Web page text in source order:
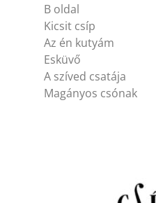
B oldal
Kicsit csíp
Az én kutyám
Esküvő
A szíved csatája
Magányos csónak